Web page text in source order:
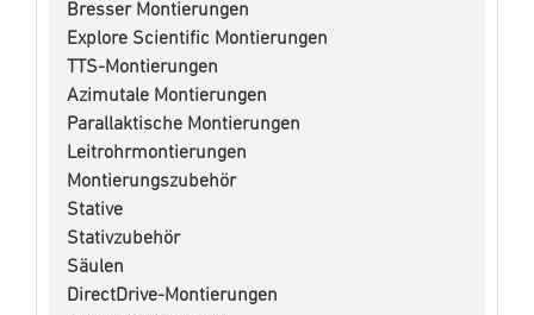
Bresser Montierungen
Explore Scientific Montierungen
TTS-Montierungen
Azimutale Montierungen
Parallaktische Montierungen
Leitrohrmontierungen
Montierungszubehör
Stative
Stativzubehör
Säulen
DirectDrive-Montierungen